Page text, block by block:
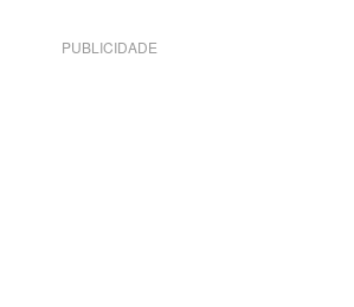
PUBLICIDADE